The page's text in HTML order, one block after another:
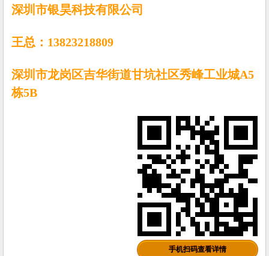
深圳市银昊科技有限公司
王总：13823218809
深圳市龙岗区吉华街道甘坑社区秀峰工业城A5
栋5B
手机扫码查看详情